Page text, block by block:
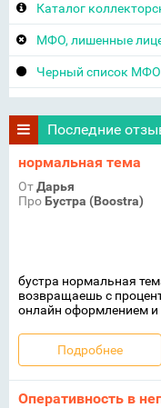
Каталог
МФО, лишенные
Черный список МФО
Последние
нормальная тема
ОтДарья
Про Бустра (Boostra)
бустра нормальная
возвращаешь с
онлайн оформлением
Подробнее
Оперативность в